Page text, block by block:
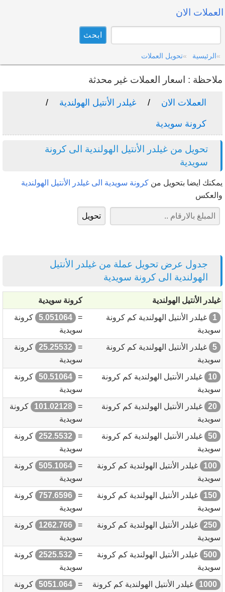
العملات الان
الرئيسية تحويل العملات
ملاحظة : اسعار العملات غير محدثة
العملات الان غيلدر الأنتيل الهولندية
كرونة سويدية
تحويل من غيلدر الأنتيل الهولندية الى كرونة
سويدية
يمكنك ايضا بتحويل من كرونة سويدية الى غيلدر الأنتيل الهولندية
والعكس
جدول عرض تحويل عملة من غيلدر الأنتيل
الهولندية الى كرونة سويدية
غيلدر الأنتيل الهولندية
كرونة سويدية
1
غيلدر الأنتيل الهولندية كم كرونة
سويدية
=
5.051064
كرونة
سويدية
5
غيلدر الأنتيل الهولندية كم كرونة
سويدية
=
25.25532
كرونة
سويدية
10
غيلدر الأنتيل الهولندية كم كرونة
سويدية
=
50.51064
كرونة
سويدية
20
غيلدر الأنتيل الهولندية كم كرونة
سويدية
=
101.02128
كرونة
سويدية
50
غيلدر الأنتيل الهولندية كم كرونة
سويدية
=
252.5532
كرونة
سويدية
100
غيلدر الأنتيل الهولندية كم كرونة
سويدية
=
505.1064
كرونة
سويدية
150
غيلدر الأنتيل الهولندية كم كرونة
سويدية
=
757.6596
كرونة
سويدية
250
غيلدر الأنتيل الهولندية كم كرونة
سويدية
=
1262.766
كرونة
سويدية
500
غيلدر الأنتيل الهولندية كم كرونة
سويدية
=
2525.532
كرونة
سويدية
1000
غيلدر الأنتيل الهولندية كم كرونة
=
5051.064
كرونة